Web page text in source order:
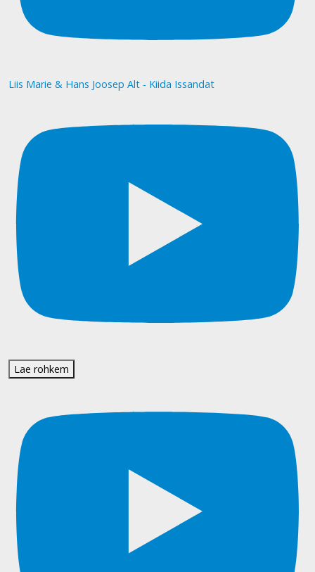
Liis Marie & Hans Joosep Alt - Kiida Issandat
Lae rohkem